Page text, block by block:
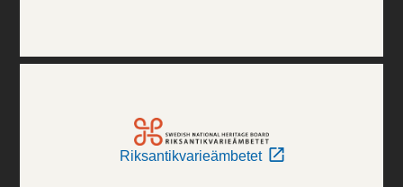
Riksantikvarieämbetet